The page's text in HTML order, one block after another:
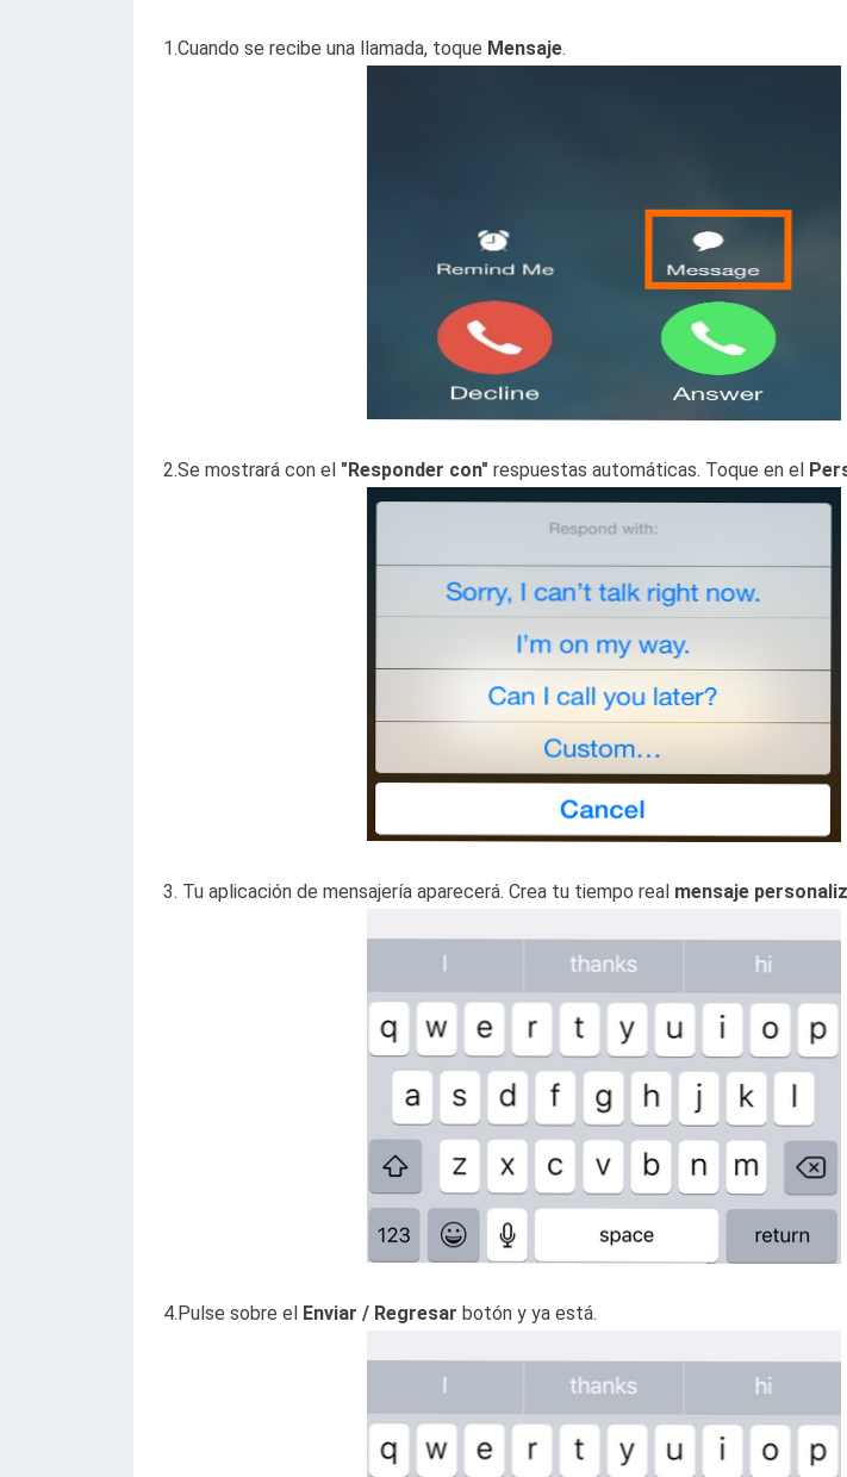
1.Cuando se recibe una llamada, toque Mensaje.
2.Se mostrará con el "Responder con" respuestas automáticas. Toque en el
3. Tu aplicación de mensajería aparecerá. Crea tu tiempo real mensaje
4.Pulse sobre el Enviar / Regresar botón y ya está.